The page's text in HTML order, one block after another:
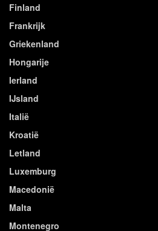
Finland
Frankrijk
Griekenland
Hongarije
Ierland
IJsland
Italië
Kroatië
Letland
Luxemburg
Macedonië
Malta
Montenegro